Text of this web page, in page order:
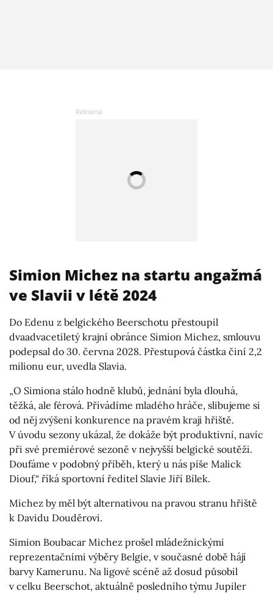
Simion Michez na startu angažmá
ve Slavii v létě 2024
Do Edenu z belgického Beerschotu přestoupil
dvaadvacetiletý krajní obránce Simion Michez, smlouvu
podepsal do 30. června 2028. Přestupová částka činí 2,2
milionu eur, uvedla Slavia.
„O Simiona stálo hodně klubů, jednání byla dlouhá,
těžká, ale férová. Přivádíme mladého hráče, slibujeme si
od něj zvýšení konkurence na pravém kraji hřiště.
V úvodu sezony ukázal, že dokáže být produktivní, navíc
při své premiérové sezoně v nejvyšší belgické soutěži.
Doufáme v podobný příběh, který u nás píše Malick
Diouf,“ říká sportovní ředitel Slavie Jiří Bílek.
Michez by měl být alternativou na pravou stranu hřiště
k Davidu Douděrovi.
Simion Boubacar Michez prošel mládežnickými
reprezentačními výběry Belgie, v současné době hájí
barvy Kamerunu. Na ligové scéně až dosud působil
v celku Beerschot, aktuálně posledního týmu Jupiler